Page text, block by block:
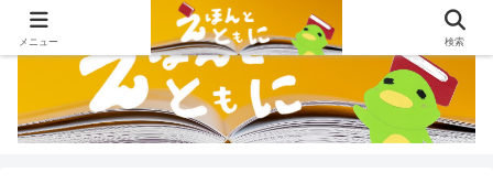
メニュー 検索